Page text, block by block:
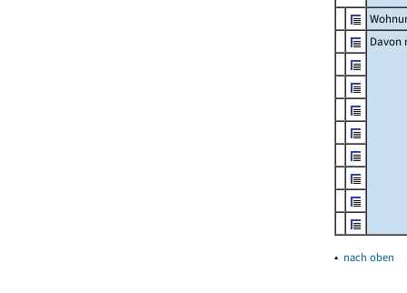
Davon
▴ nach oben